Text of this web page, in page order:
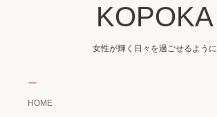
KOPOKA
女性が輝く日々を過ごせるように
ー
HOME